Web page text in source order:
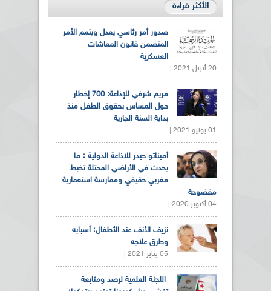
الأكثر قراءة
صدور أمر رئاسي يعدل ويتمم الأمر
المتضمن قانون المعاشات
العسكرية
20 أبريل 2021 |
مريم شرفي للإذاعة: 700 إخطار
حول المساس بحقوق الطفل منذ
بداية السنة الجارية
01 يونيو 2021 |
أميناتو حيدر للاذاعة الدولية : ما
يحدث في الأراضي المحتلة تخبط
مغربي حقيقي وممارسة استعمارية
مفضوحة
04 أكتوبر 2020 |
نزيف الأنف عند الأطفال: أسبابه
وطرق علاجه
05 يناير 2021 |
اللجنة العلمية لرصد ومتابعة